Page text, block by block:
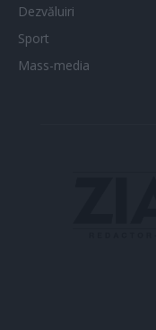
Dezvăluiri
Sport
Mass-media